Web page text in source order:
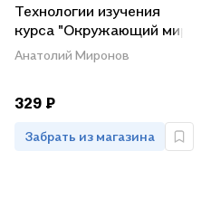
Технологии изучения
курса "Окружающий мир"
в начальной школе
Анатолий Миронов
329 ₽
Забрать из магазина